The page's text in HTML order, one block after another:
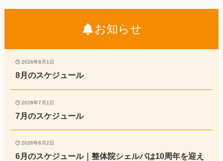
お知らせ
2026年8月1日
8月のスケジュール
2026年7月1日
7月のスケジュール
2026年6月2日
6月のスケジュール｜整体院シェルパは10周年を迎え